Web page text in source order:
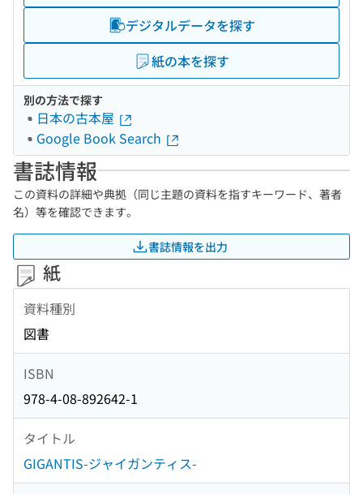
デジタルデータを探す
紙の本を探す
別の方法で探す
日本の古本屋
Google Book Search
書誌情報
この資料の詳細や典拠（同じ主題の資料を指すキーワード、著者
名）等を確認できます。
書誌情報を出力
紙
資料種別
図書
ISBN
978-4-08-892642-1
タイトル
GIGANTIS-ジャイガンティス-